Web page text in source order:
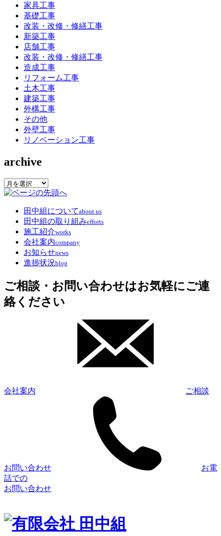
家具工事
基礎工事
改装・改修・修繕工事
新築工事
店舗工事
改装・改修・修繕工事
造成工事
リフォーム工事
土木工事
建築工事
外構工事
その他
外壁工事
リノベーション工事
archive
archive
田中組についてabout us
田中組の取り組みefforts
施工紹介works
会社案内company
お知らせnews
進捗状況blog
ご相談・お問い合わせはお気軽にご連
絡ください
会社案内 ご相談
お問い合わせ
お電
話での
お問い合わせ